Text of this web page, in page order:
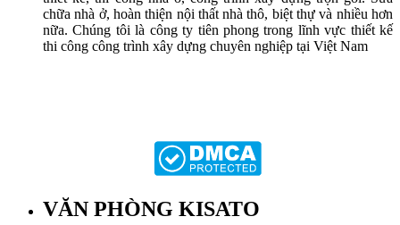
chữa nhà ở, hoàn thiện nội thất nhà thô, biệt thự và nhiều hơn
nữa. Chúng tôi là công ty tiên phong trong lĩnh vực thiết kế
thi công công trình xây dựng chuyên nghiệp tại Việt Nam
VĂN PHÒNG KISATO